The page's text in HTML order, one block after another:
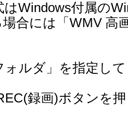
はWindows付属の
合には「WMV 高
ォルダ」を指定し
録画)ボタンを